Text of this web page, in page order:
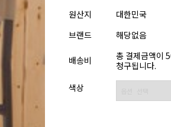
원산지
대한민국
브랜드
해당없음
배송비
총 결제금액이
청구됩니다.
색상